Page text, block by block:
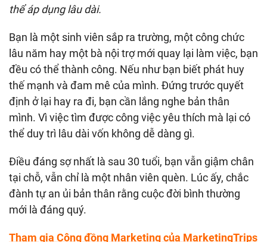
thể áp dụng lâu dài.
Bạn là một sinh viên sắp ra trường, một công chức
lâu năm hay một bà nội trợ mới quay lại làm việc, bạn
đều có thể thành công. Nếu như bạn biết phát huy
thế mạnh và đam mê của mình. Đứng trước quyết
định ở lại hay ra đi, bạn cần lắng nghe bản thân
mình. Vì việc tìm được công việc yêu thích mà lại có
thể duy trì lâu dài vốn không dễ dàng gì.
Điều đáng sợ nhất là sau 30 tuổi, bạn vẫn giậm chân
tại chỗ, vẫn chỉ là một nhân viên quèn. Lúc ấy, chắc
đành tự an ủi bản thân rằng cuộc đời bình thường
mới là đáng quý.
Tham gia Cộng đồng Marketing của MarketingTrips